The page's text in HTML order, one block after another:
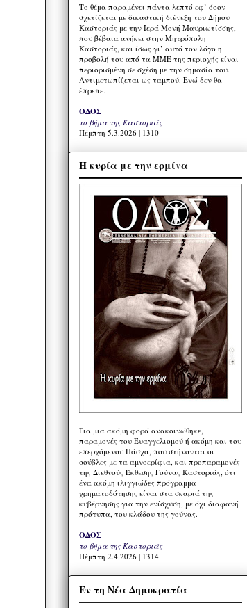
Το θέμα παραμένει πάντα λεπτό εφ’ όσον
σχετίζεται με δικαστική διένεξη του Δήμου
Καστοριάς με την Ιερά Μονή Μαυριωτίσσης,
που βέβαια ανήκει στην Μητρόπολη
Καστοριάς, και ίσως γι’ αυτό τον λόγο η
προβολή του από τα ΜΜΕ της περιοχής είναι
περιορισμένη σε σχέση με την σημασία του.
Αντιμετωπίζεται ως ταμπού. Ενώ δεν θα
έπρεπε.
ΟΔΟΣ
το βήμα της Καστοριάς
Πέμπτη 5.3.2026 | 1310
Η κυρία με την ερμίνα
Για μια ακόμη φορά ανακοινώθηκε,
παραμονές του Ευαγγελισμού ή ακόμη και του
επερχόμενου Πάσχα, που στήνονται οι
σούβλες με τα αμνοερίφια, και προπαραμονές
της Διεθνούς Έκθεσης Γούνας Καστοριάς, ότι
ένα ακόμη ιλιγγιώδες πρόγραμμα
χρηματοδότησης είναι στα σκαριά της
κυβέρνησης για την ενίσχυση, με όχι διαφανή
πρότυπα, του κλάδου της γούνας.
ΟΔΟΣ
το βήμα της Καστοριάς
Πέμπτη 2.4.2026 | 1314
Εν τη Νέα Δημοκρατία